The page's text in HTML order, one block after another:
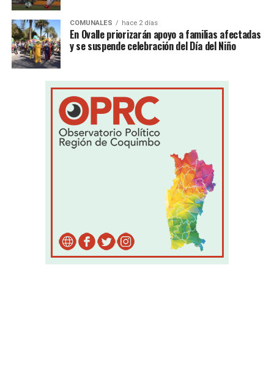
COMUNALES hace 2 días
En Ovalle priorizarán apoyo a familias afectadas
y se suspende celebración del Día del Niño